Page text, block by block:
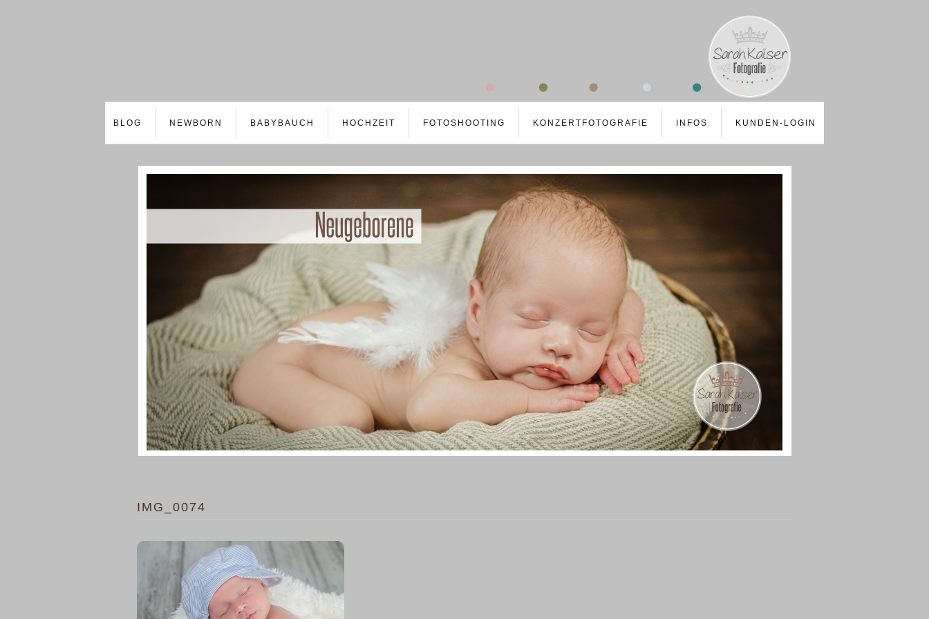
BLOG NEWBORN BABYBAUCH HOCHZEIT FOTOSHOOTING KONZERTFOTOGRAFIE INFOS KUNDEN-LOGIN
IMG_0074